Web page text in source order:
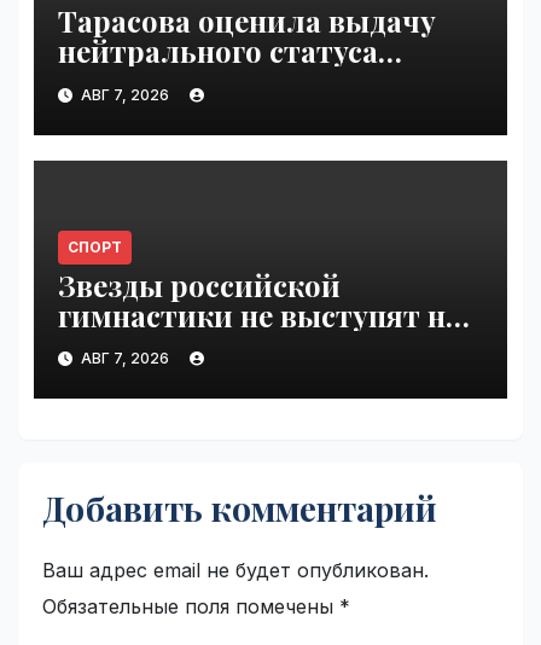
Тарасова оценила выдачу
нейтрального статуса
Валиевой и Трусовой |
VseTime.ru
АВГ 7, 2026
СПОРТ
Звезды российской
гимнастики не выступят на
ЧЕ из-за отказа в визах |
VseTime.ru
АВГ 7, 2026
Добавить комментарий
Ваш адрес email не будет опубликован.
Обязательные поля помечены *